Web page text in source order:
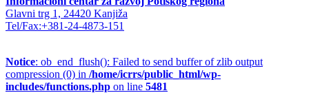
Glavni trg 1, 24420 Kanjiža
Tel/Fax:+381-24-4873-151
Notice: ob_end_flush(): Failed to send buffer of zlib output
compression (0) in /home/icrrs/public_html/wp-
includes/functions.php on line 5481